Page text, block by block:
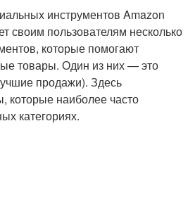
инструментов Amazon
своим пользователям несколько
которые помогают
товары. Один из них — это
продажи). Здесь
которые наиболее часто
категориях.